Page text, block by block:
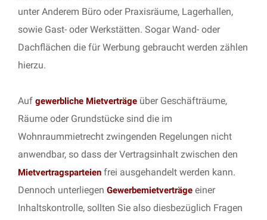
unter Anderem Büro oder Praxisräume, Lagerhallen,
sowie Gast- oder Werkstätten. Sogar Wand- oder
Dachflächen die für Werbung gebraucht werden zählen
hierzu.
Auf gewerbliche Mietverträge über Geschäfträume,
Räume oder Grundstücke sind die im
Wohnraummietrecht zwingenden Regelungen nicht
anwendbar, so dass der Vertragsinhalt zwischen den
Mietvertragsparteien frei ausgehandelt werden kann.
Dennoch unterliegen Gewerbemietverträge einer
Inhaltskontrolle, sollten Sie also diesbezüglich Fragen